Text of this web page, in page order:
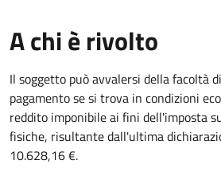
A chi è rivolto
Il soggetto può avvalersi della facoltà
pagamento se si trova in condizioni
reddito imponibile ai fini dell'imposta
fisiche, risultante dall'ultima
10.628,16 €.